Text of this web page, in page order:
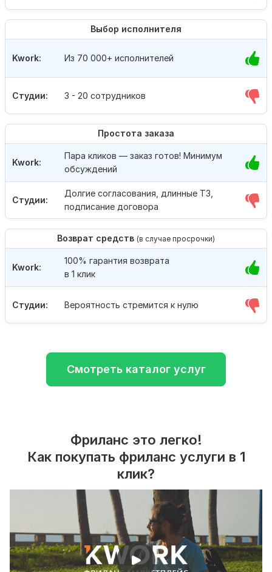
Выбор исполнителя
Студии: 3 - 20 сотрудников
Kwork: Из 70 000+ исполнителей
Простота заказа
Студии:
Долгие согласования, длинные ТЗ,
подписание договора
Kwork:
Пара кликов — заказ готов! Минимум
обсуждений
Возврат средств (в случае просрочки)
Студии: Вероятность стремится к нулю
Kwork:
100% гарантия возврата
в 1 клик
Смотреть каталог услуг
Фриланс это легко!
Как покупать фриланс услуги в 1
клик?